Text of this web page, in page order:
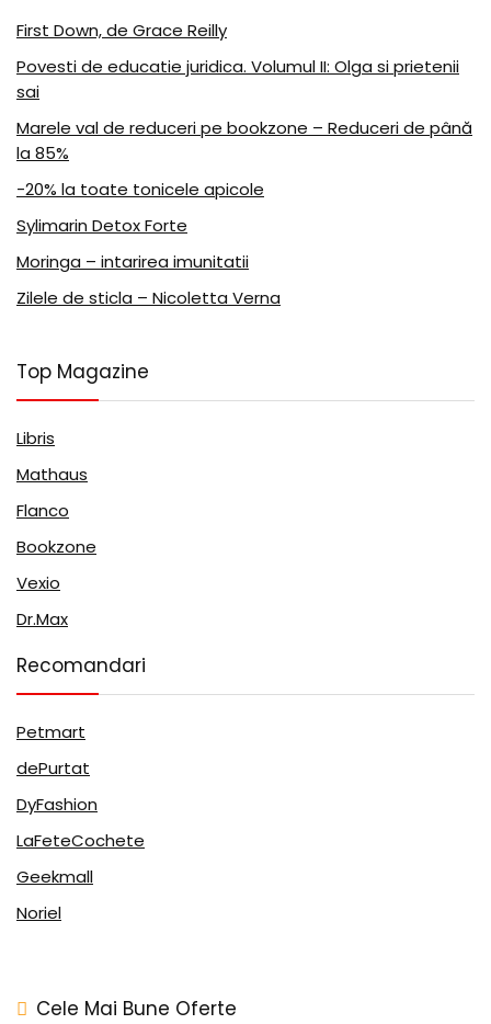
First Down, de Grace Reilly
Povesti de educatie juridica. Volumul II: Olga si prietenii
sai
Marele val de reduceri pe bookzone – Reduceri de până
la 85%
-20% la toate tonicele apicole
Sylimarin Detox Forte
Moringa – intarirea imunitatii
Zilele de sticla – Nicoletta Verna
Top Magazine
Libris
Mathaus
Flanco
Bookzone
Vexio
Dr.Max
Recomandari
Petmart
dePurtat
DyFashion
LaFeteCochete
Geekmall
Noriel
Cele Mai Bune Oferte